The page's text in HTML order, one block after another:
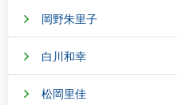
岡野朱里子
白川和幸
松岡里佳